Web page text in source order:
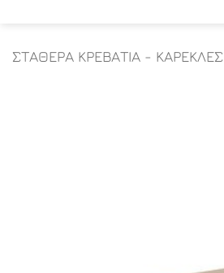
ΣΤΑΘΕΡΑ ΚΡΕΒΑΤΙΑ - ΚΑΡΕΚΛΕΣ